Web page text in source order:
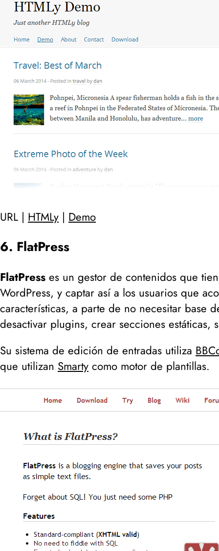
URL | HTMLy | Demo
6. FlatPress
FlatPress es un gestor de contenidos que
WordPress, y captar así a los usuarios que
características, a parte de no necesitar base
desactivar plugins, crear secciones estáticas,
Su sistema de edición de entradas utiliza
que utilizan Smarty como motor de plantillas.